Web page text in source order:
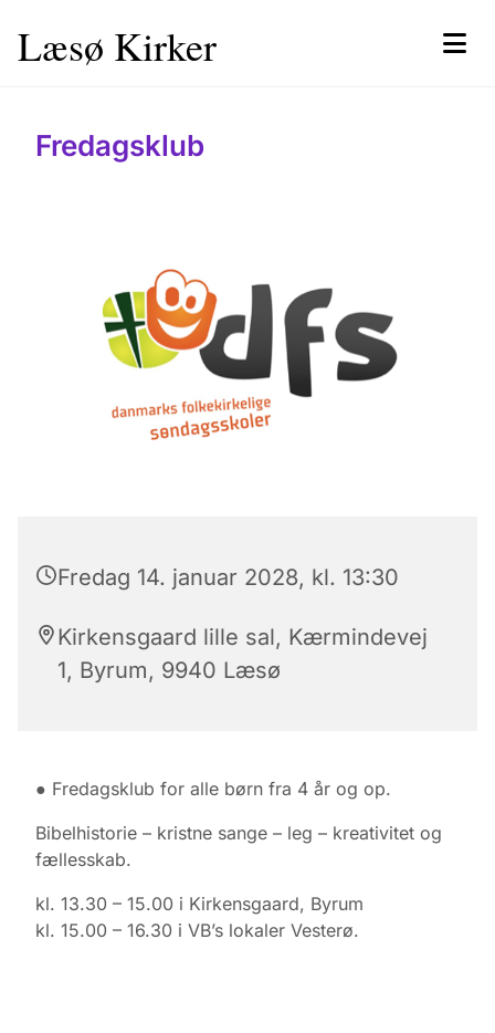
Læsø Kirker
Fredagsklub
Fredag 14. januar 2028, kl. 13:30
Kirkensgaard lille sal, Kærmindevej
1, Byrum, 9940 Læsø
● Fredagsklub for alle børn fra 4 år og op.
Bibelhistorie – kristne sange – leg – kreativitet og
fællesskab.
kl. 13.30 – 15.00 i Kirkensgaard, Byrum
kl. 15.00 – 16.30 i VB’s lokaler Vesterø.